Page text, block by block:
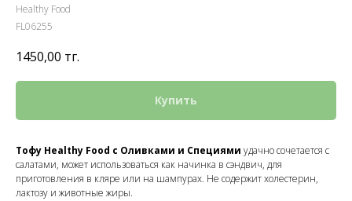
Healthy Food
FL06255
1450,00 тг.
Купить
Тофу Healthy Food с Оливками и Специями удачно сочетается с
салатами, может использоваться как начинка в сэндвич, для
приготовления в кляре или на шампурах. Не содержит холестерин,
лактозу и животные жиры.